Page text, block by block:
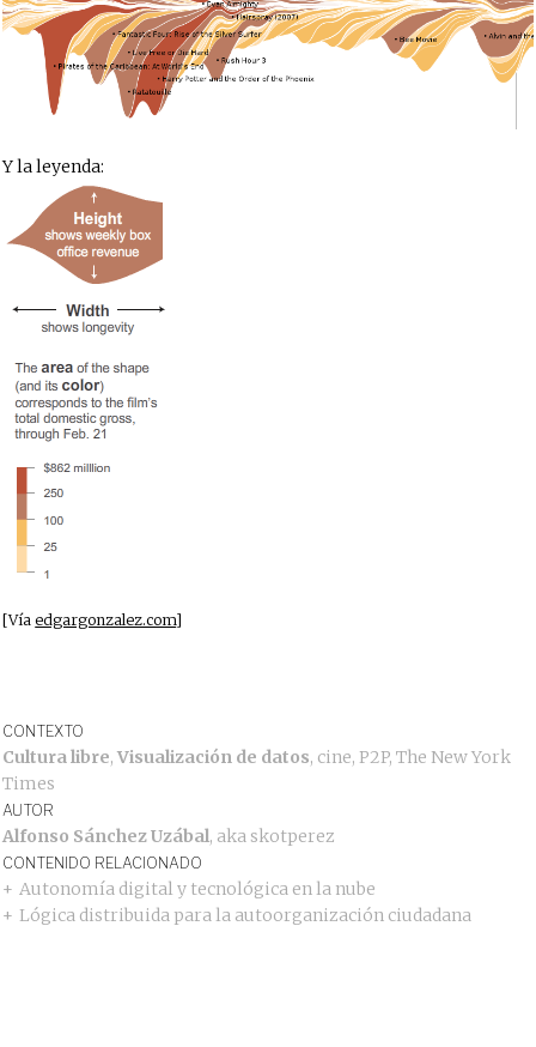
Y la leyenda:
[Víaedgargonzalez.com]
CONTEXTO
Cultura libre,Visualización de datos, cine,P2P,The New York
Times
AUTOR
Alfonso Sánchez Uzábal, aka skotperez
CONTENIDO RELACIONADO
Autonomía digital y tecnológica en la nube
Lógica distribuida para la autoorganización ciudadana